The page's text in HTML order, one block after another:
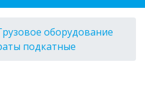
оборудование
подкатные